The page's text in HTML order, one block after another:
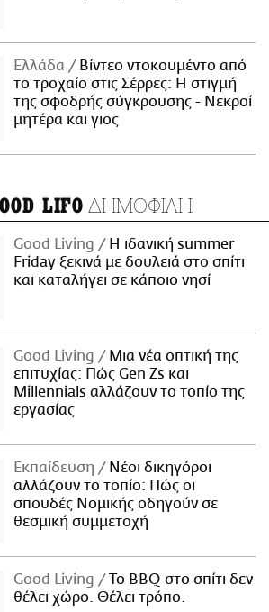
Ελλάδα
Βίντεο ντοκουμέντο από
το τροχαίο στις Σέρρες: Η στιγμή
της σφοδρής σύγκρουσης - Νεκροί
μητέρα και γιος
LIFO ΔΗΜΟΦΙΛΗ
Good Living
Η ιδανική summer
Friday ξεκινά με δουλειά στο σπίτι
και καταλήγει σε κάποιο νησί
Good Living
Μια νέα οπτική της
επιτυχίας: Πώς Gen Zs και
Millennials αλλάζουν το τοπίο της
εργασίας
Εκπαίδευση
Νέοι δικηγόροι
αλλάζουν το τοπίο: Πώς οι
σπουδές Νομικής οδηγούν σε
θεσμική συμμετοχή
Good Living
Το BBQ στο σπίτι δεν
θέλει χώρο. Θέλει τρόπο.